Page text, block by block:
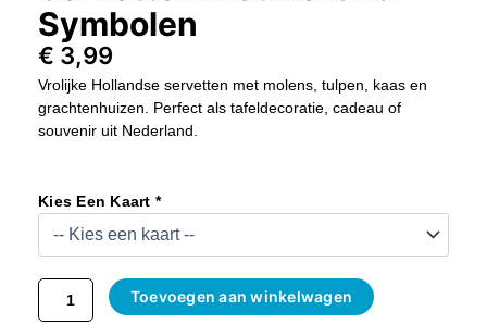
Symbolen
€ 3,99
Vrolijke Hollandse servetten met molens, tulpen, kaas en
grachtenhuizen. Perfect als tafeldecoratie, cadeau of
souvenir uit Nederland.
Kies Een Kaart *
Met
Holland
Symbolen
Aantal
Toevoegen aan winkelwagen